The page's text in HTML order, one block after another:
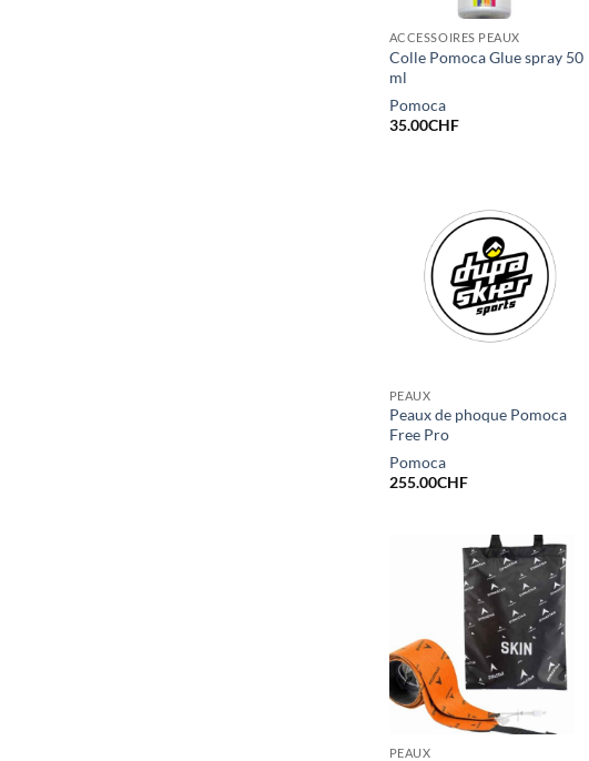
ACCESSOIRES PEAUX
Colle Pomoca Glue spray 50
ml
Pomoca
35.00CHF
PEAUX
Peaux de phoque Pomoca
Free Pro
Pomoca
255.00CHF
PEAUX